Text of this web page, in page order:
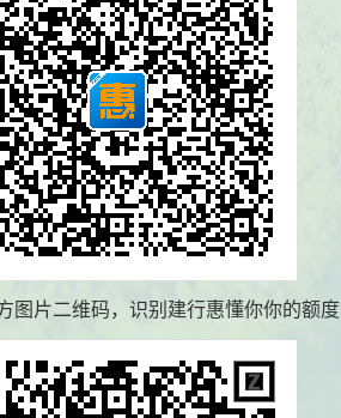
图片二维码，识别建行惠懂你你的额度